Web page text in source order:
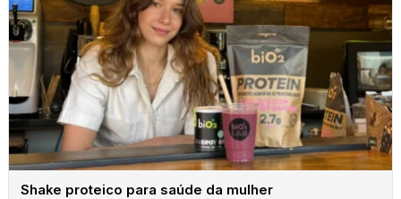
Shake proteico para saúde da mulher